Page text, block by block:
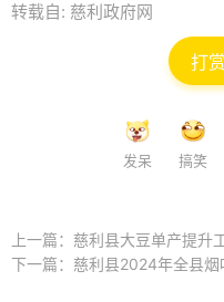
转载自: 慈利政府网
打赏
发呆 搞笑
上一篇： 慈利县大豆单产提升
下一篇： 慈利县2024年全县